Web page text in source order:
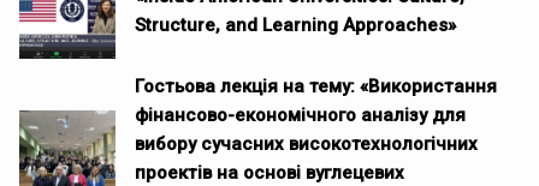
Structure, and Learning Approaches»
Гостьова лекція на тему: «Використання
фінансово-економічного аналізу для
вибору сучасних високотехнологічних
проектів на основі вуглецевих